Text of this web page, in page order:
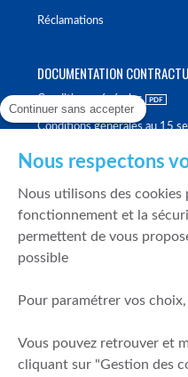
Réclamations
DOCUMENTATION
Conditions générales
Conditions générales au 15
Politique de meilleure
Politique de durabilité
Fonds de garantie des dépôts
Mentions légales
Prévention de la fraude
Continuer sans accepter
Nous respectons
Nous utilisons des cookies
fonctionnement et la
permettent de vous
possible
Pour paramétrer vos
Vous pouvez retrouver et
cliquant sur "Gestion des